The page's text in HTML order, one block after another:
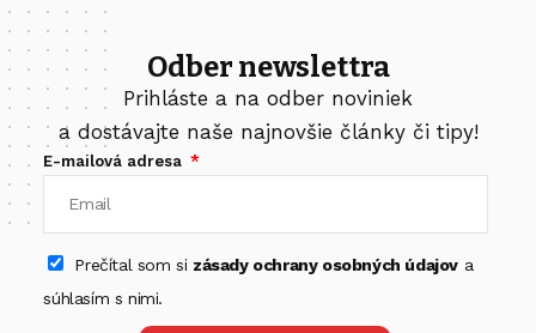
Odber newslettra
Prihláste a na odber noviniek
a dostávajte naše najnovšie články či tipy!
E-mailová adresa
Prečítal som si zásady ochrany osobných údajova
súhlasím s nimi.